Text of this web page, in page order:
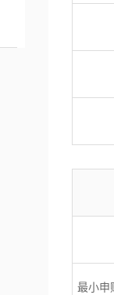
最小申